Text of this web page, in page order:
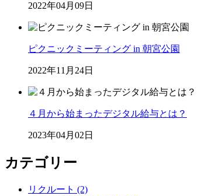
2022年04月09日
ピクニックミーティング in 朝宮公園
2022年11月24日
４月から始まったデジタル給与とは？
2023年04月02日
カテゴリー
リクルート (2)